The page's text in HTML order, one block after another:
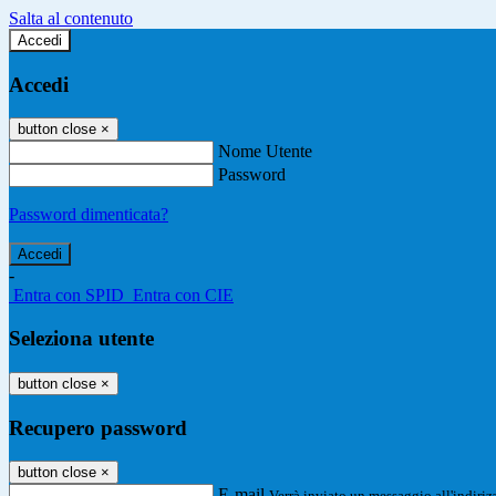
Salta al contenuto
Accedi
Accedi
button close ×
Nome Utente
Password
Password dimenticata?
-
Entra con SPID Entra con CIE
Seleziona utente
button close ×
Recupero password
button close ×